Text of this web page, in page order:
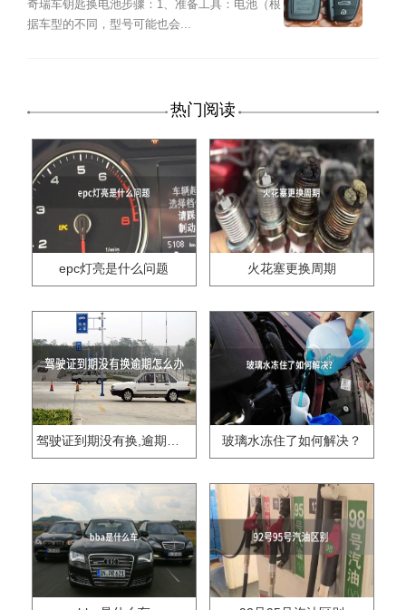
奇瑞车钥匙换电池步骤：1、准备工具：电池（根
据车型的不同，型号可能也会...
热门阅读
epc灯亮是什么问题 火花塞更换周期
驾驶证到期没有换,逾期怎么办?? 玻璃水冻住了如何解决？